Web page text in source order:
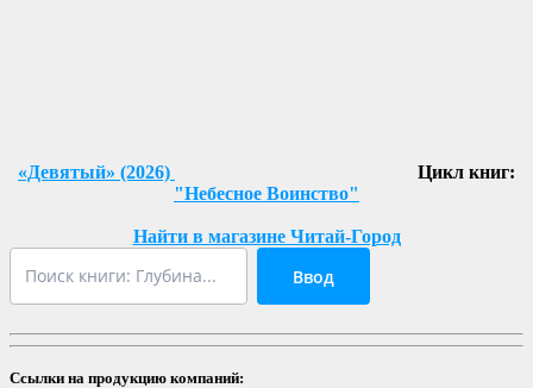
«Девятый» (2026)
Цикл книг:
"Небесное Воинство"
Найти в магазине Читай-Город
Ввод
Ссылки на продукцию компаний: